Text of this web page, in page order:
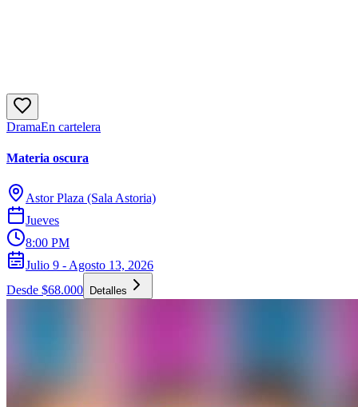
DramaEn cartelera
Materia oscura
Astor Plaza (Sala Astoria)
Jueves
8:00 PM
Julio 9 - Agosto 13, 2026
Desde $68.000
Detalles